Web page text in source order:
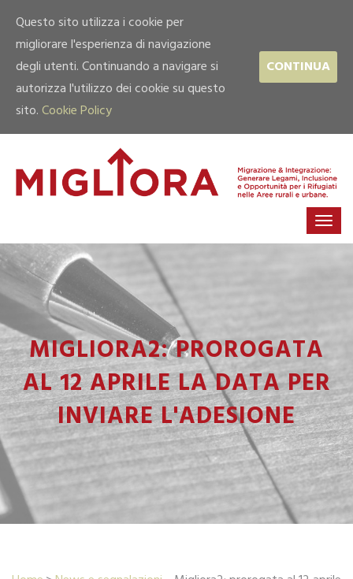
MIGLIORA2: PROROGATA
AL 12 APRILE LA DATA PER
INVIARE L'ADESIONE
Questo sito utilizza i cookie per
migliorare l'esperienza di navigazione
degli utenti. Continuando a navigare si
autorizza l'utilizzo dei cookie su questo
sito. Cookie Policy
CONTINUA